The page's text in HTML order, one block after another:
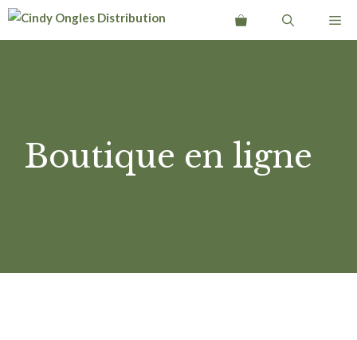
Aller
Boutique en ligne